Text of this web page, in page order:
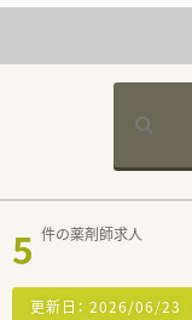
5 件の薬剤師求人
更新日： 2026/06/23